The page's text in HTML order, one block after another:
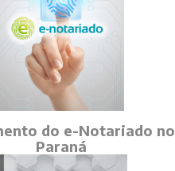
do e-Notariado no
Paraná